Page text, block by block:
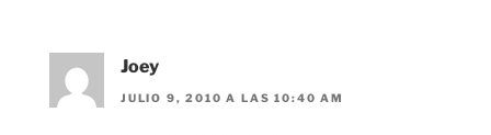
Joey
JULIO 9, 2010 A LAS 10:40 AM